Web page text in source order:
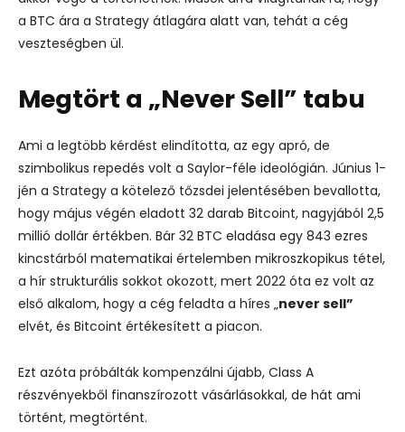
a BTC ára a Strategy átlagára alatt van, tehát a cég
veszteségben ül.
Megtört a „Never Sell” tabu
Ami a legtöbb kérdést elindította, az egy apró, de
szimbolikus repedés volt a Saylor-féle ideológián. Június 1-
jén a Strategy a kötelező tőzsdei jelentésében bevallotta,
hogy május végén eladott 32 darab Bitcoint, nagyjából 2,5
millió dollár értékben. Bár 32 BTC eladása egy 843 ezres
kincstárból matematikai értelemben mikroszkopikus tétel,
a hír strukturális sokkot okozott, mert 2022 óta ez volt az
első alkalom, hogy a cég feladta a híres „never sell”
elvét, és Bitcoint értékesített a piacon.
Ezt azóta próbálták kompenzálni újabb, Class A
részvényekből finanszírozott vásárlásokkal, de hát ami
történt, megtörtént.